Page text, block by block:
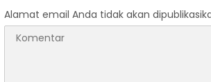
Alamat email Anda tidak akan